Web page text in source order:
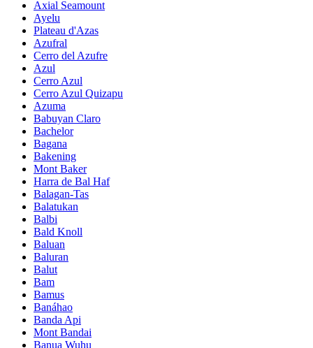
Axial Seamount
Ayelu
Plateau d'Azas
Azufral
Cerro del Azufre
Azul
Cerro Azul
Cerro Azul Quizapu
Azuma
Babuyan Claro
Bachelor
Bagana
Bakening
Mont Baker
Harra de Bal Haf
Balagan-Tas
Balatukan
Balbi
Bald Knoll
Baluan
Baluran
Balut
Bam
Bamus
Banáhao
Banda Api
Mont Bandai
Banua Wuhu